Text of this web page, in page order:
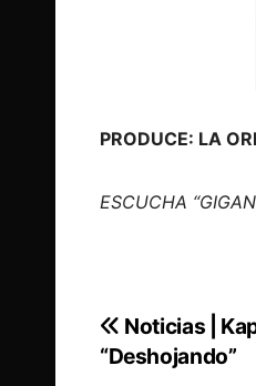
PRODUCE: LA
ESCUCHA
Noticias |
“Deshojando”